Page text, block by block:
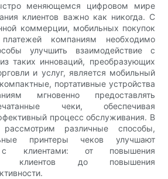
меняющемся цифровом мире
клиентов важно как никогда. С
коммерции, мобильных покупок
компаниям необходимо
улучшить взаимодействие с
таких инноваций, преобразующих
и услуг, является мобильный
портативные устройства
мгновенно предоставлять
чеки, обеспечивая
процесс обслуживания. В
различные способы,
принтеры чеков улучшают
с клиентами: от повышения
клиентов до повышения